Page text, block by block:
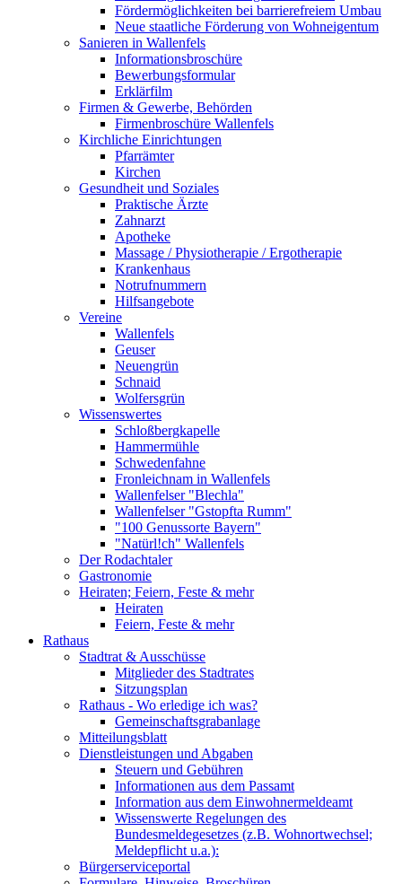
Fördermöglichkeiten bei barrierefreiem Umbau
Neue staatliche Förderung von Wohneigentum
Sanieren in Wallenfels
Informationsbroschüre
Bewerbungsformular
Erklärfilm
Firmen & Gewerbe, Behörden
Firmenbroschüre Wallenfels
Kirchliche Einrichtungen
Pfarrämter
Kirchen
Gesundheit und Soziales
Praktische Ärzte
Zahnarzt
Apotheke
Massage / Physiotherapie / Ergotherapie
Krankenhaus
Notrufnummern
Hilfsangebote
Vereine
Wallenfels
Geuser
Neuengrün
Schnaid
Wolfersgrün
Wissenswertes
Schloßbergkapelle
Hammermühle
Schwedenfahne
Fronleichnam in Wallenfels
Wallenfelser "Blechla"
Wallenfelser "Gstopfta Rumm"
"100 Genussorte Bayern"
"Natürl!ch" Wallenfels
Der Rodachtaler
Gastronomie
Heiraten; Feiern, Feste & mehr
Heiraten
Feiern, Feste & mehr
Rathaus
Stadtrat & Ausschüsse
Mitglieder des Stadtrates
Sitzungsplan
Rathaus - Wo erledige ich was?
Gemeinschaftsgrabanlage
Mitteilungsblatt
Dienstleistungen und Abgaben
Steuern und Gebühren
Informationen aus dem Passamt
Information aus dem Einwohnermeldeamt
Wissenswerte Regelungen des
Bundesmeldegesetzes (z.B. Wohnortwechsel;
Meldepflicht u.a.):
Bürgerserviceportal